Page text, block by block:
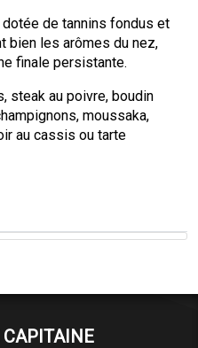
dotée de tannins fondus et
bien les arômes du nez,
finale persistante.
steak au poivre, boudin
moussaka,
au cassis ou tarte